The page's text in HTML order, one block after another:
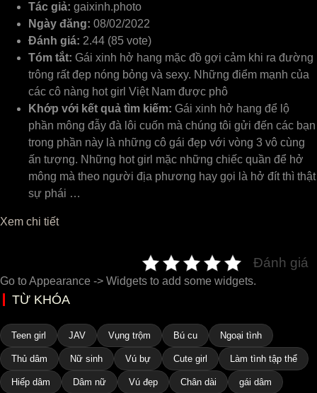
Tác giả: gaixinh.photo
Ngày đăng: 08/02/2022
Đánh giá: 2.44 (85 vote)
Tóm tắt: Gái xinh hở hang mặc đồ gợi cảm khi ra đường
trông rất đẹp nóng bỏng và sexy. Những điểm mạnh của
các cô nàng hot girl Việt Nam được phô
Khớp với kết quả tìm kiếm: Gái xinh hở hang để lộ
phần mông đẫy đà lôi cuốn mà chúng tôi gửi đến các bạn
trong phần này là những cô gái đẹp với vòng 3 vô cùng
ấn tượng. Những hot girl mặc những chiếc quần để hở
mông mà theo người địa phương hay gọi là hở đít thì thật
sự phái …
Xem chi tiết
Đánh giá
Go to Appearance -> Widgets to add some widgets.
TỪ KHÓA
Teen girl JAV Vụng trộm Bú cu Ngoại tình
Thủ dâm Nữ sinh Vú bự Cute girl Làm tình tập thể
Hiếp dâm Dâm nữ Vú đẹp Chân dài gái dâm